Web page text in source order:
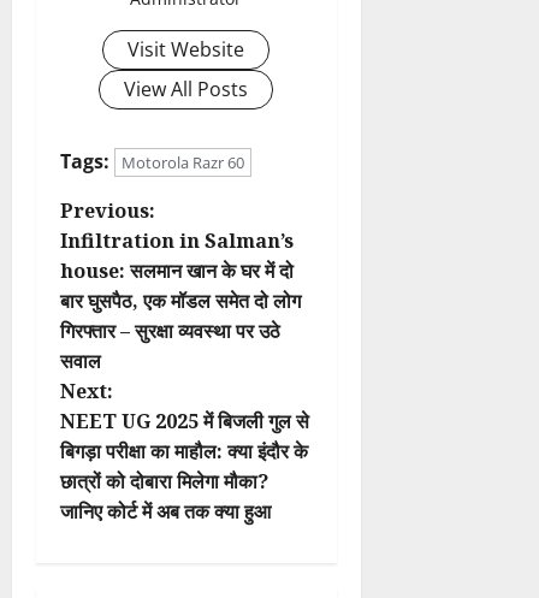
Visit Website
View All Posts
Tags: Motorola Razr 60
P
o
s
t
n
a
v
Previous:
Infiltration in Salman’s
house: सलमान खान के घर में दो
बार घुसपैठ, एक मॉडल समेत दो लोग
गिरफ्तार – सुरक्षा व्यवस्था पर उठे
सवाल
Next:
NEET UG 2025 में बिजली गुल से
बिगड़ा परीक्षा का माहौल: क्या इंदौर के
छात्रों को दोबारा मिलेगा मौका?
जानिए कोर्ट में अब तक क्या हुआ